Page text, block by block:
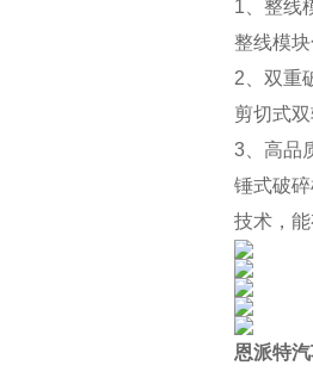
1、整线
整线模
2、双重
剪切式
3、高品
锤式破
技术，
恩派特